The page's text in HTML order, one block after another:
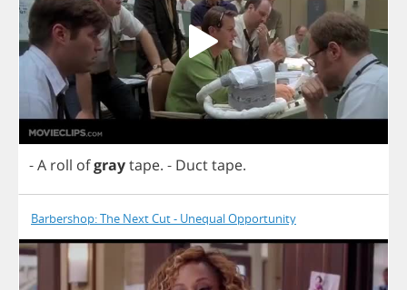
-A roll ofgraytape. - Ducttape.
Barbershop: The Next Cut - Unequal Opportunity